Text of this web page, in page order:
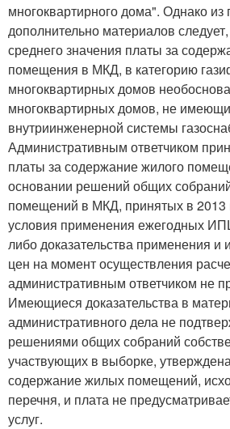
многоквартирного дома". Однако
дополнительно материалов
среднего значения платы за
помещения в МКД, в категорию
многоквартирных домов
многоквартирных домов, не
внутриинженерной системы
Административным ответчиком
платы за содержание жилого
основании решений общих
помещений в МКД, принятых в 2013
условия применения ежегодных
либо доказательства применения и
цен на момент осуществления
административным ответчиком не
Имеющиеся доказательства в
административного дела не
решениями общих собраний
участвующих в выборке,
содержание жилых помещений,
перечня, и плата не
услуг.